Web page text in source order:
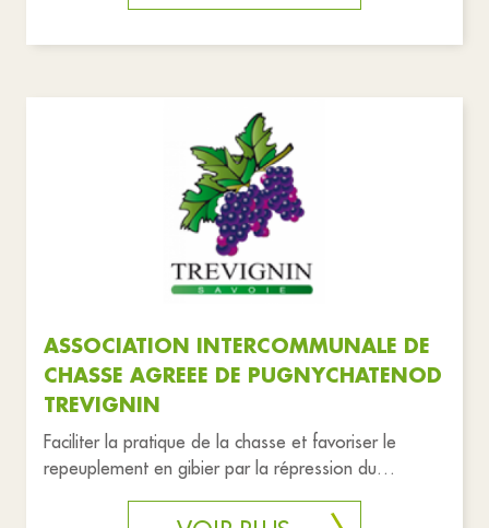
ASSOCIATION INTERCOMMUNALE DE
CHASSE AGREEE DE PUGNYCHATENOD
TREVIGNIN
Faciliter la pratique de la chasse et favoriser le
repeuplement en gibier par la répression du